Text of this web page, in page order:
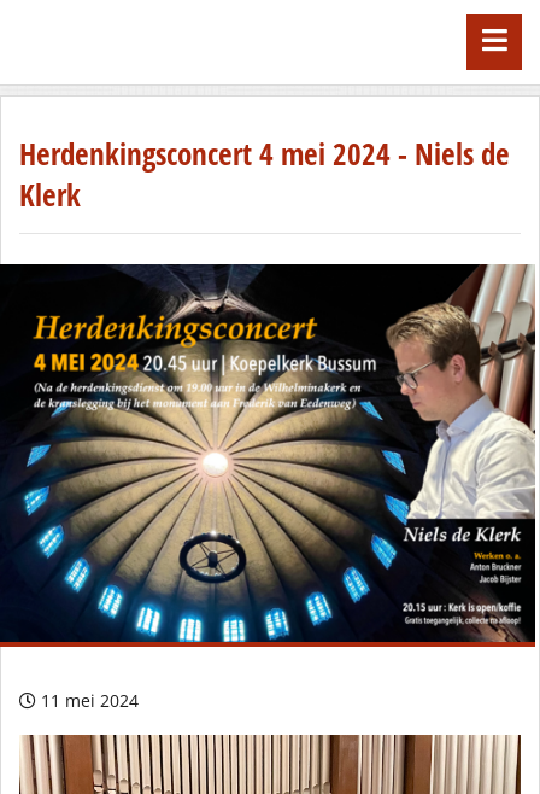
Herdenkingsconcert 4 mei 2024 - Niels de
Klerk
11 mei 2024